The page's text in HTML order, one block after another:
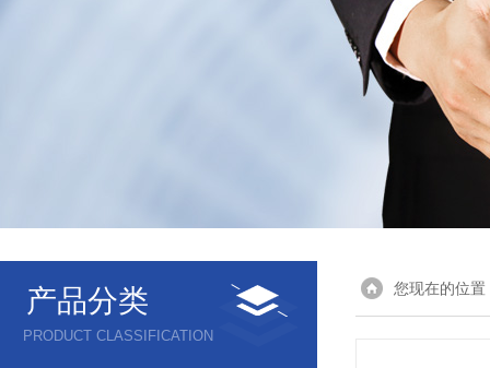
产品分类
PRODUCT CLASSIFICATION
您现在的位置